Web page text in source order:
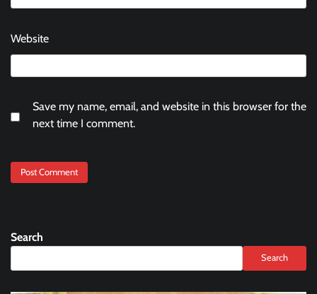
Website
Save my name, email, and website in this browser for the
next time I comment.
Search
Search